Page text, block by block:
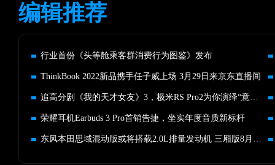
编辑推荐
行业首份《头等舱乘客群消费行为图鉴》发布
ThinkBook 2022新品携手任子威上场 3月29日来京东直播间
追高分剧《我的天才女友》3，极米RS Pro2为你演绎“意式美学”
荣耀耳机Earbuds 3 Pro首销告捷，坐实年度音质新标杆
东风本田思域混动版或将搭载2.0L排量发动机 三厢版8月发布